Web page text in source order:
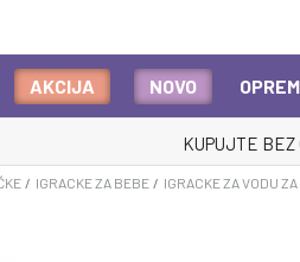
AKCIJA NOVO
KUPUJTE BEZ
IGRACKE ZA BEBE IGRACKE ZA VODU